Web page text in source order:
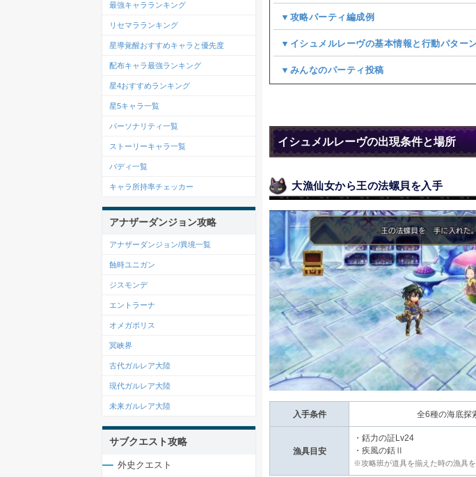
▼攻略パーティ編成例
▼イシュメルレーヴの基本情報と行動パター
▼みんなのパーティ投稿
イシュメルレーヴの出現条件と場所
大漁仙女から王の法螺貝を入手
入手条件 全6種の海底探
漁具目安
・銛力の証Lv24
・疾風の銛Ⅱ
※攻略班が道具を揃えた時の漁具
最強キャラランキング
リセマラランキング
星導覚醒おすすめキャラと優先度
配布キャラ最強ランキング
星4おすすめランキング
星5キャラ一覧
パーソナリティ一覧
ストーリーキャラ一覧
バディ一覧
キャラ所持率チェッカー
アナザーダンジョン攻略
アナザーダンジョン/異境一覧
蝕時ユニガン
ジスモンデ
エントラーナ
オメガポリス
冥峡界
古代ガルレア大陸
現代ガルレア大陸
未来ガルレア大陸
サブクエスト攻略
外史クエスト